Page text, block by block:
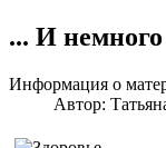
... И немного
Информация о
Автор: